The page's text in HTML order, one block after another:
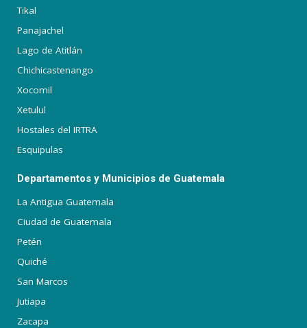
Tikal
Panajachel
Lago de Atitlán
Chichicastenango
Xocomil
Xetulul
Hostales del IRTRA
Esquipulas
Departamentos y Municipios de Guatemala
La Antigua Guatemala
Ciudad de Guatemala
Petén
Quiché
San Marcos
Jutiapa
Zacapa